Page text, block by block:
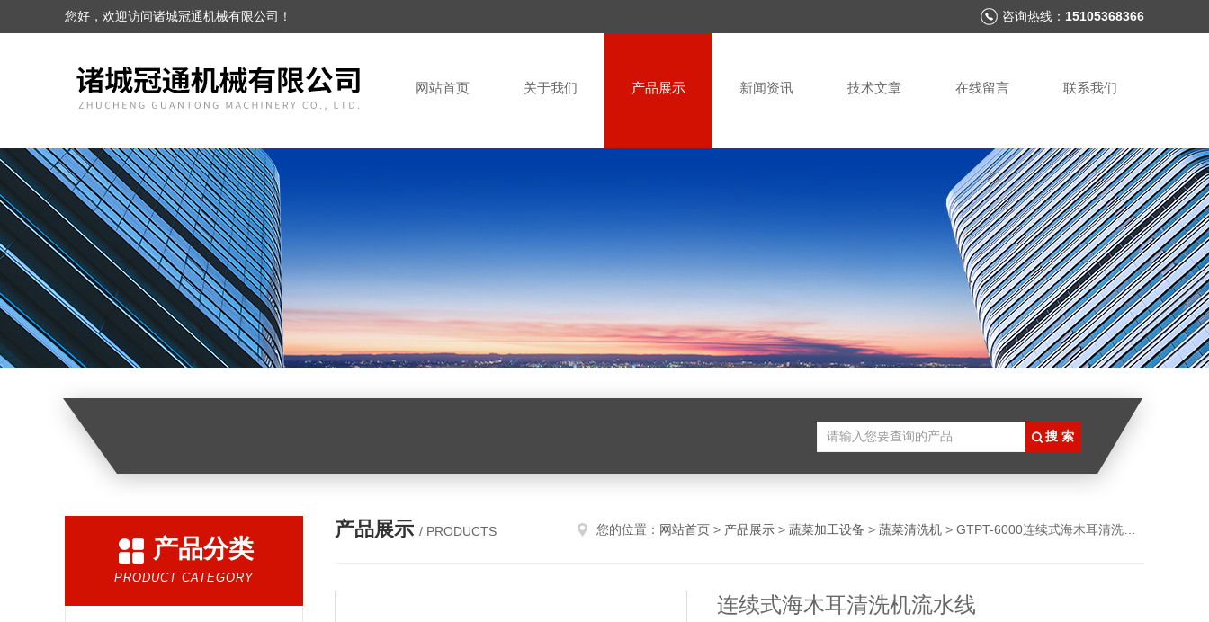
您好，欢迎访问诸城冠通机械有限公司！ 咨询热线： 15105368366
网站首页 关于我们 产品展示 新闻资讯 技术文章 在线留言 联系我们
产品分类
PRODUCT CATEGORY
产品展示 / PRODUCTS 您的位置： 网站首页 > 产品展示 > 蔬菜加工设备 > 蔬菜清洗机 > GTPT-6000连续式海木耳清洗机流水线
连续式海木耳清洗机流水线